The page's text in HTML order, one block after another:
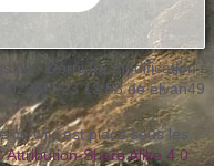
· Dernière modification :
2023/04/23 13:58 deelvan49
ce wiki est placé sous les
Attribution-Share Alike 4.0